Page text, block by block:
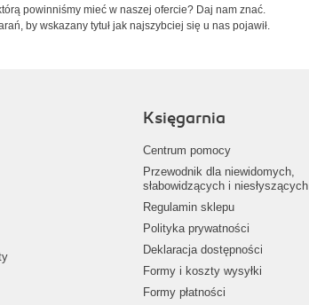
powinniśmy mieć w naszej ofercie? Daj nam znać.
by wskazany tytuł jak najszybciej się u nas pojawił.
Księgarnia
Centrum pomocy
Przewodnik dla niewidomych,
słabowidzących i niesłyszących
Regulamin sklepu
Polityka prywatności
Deklaracja dostępności
Formy i koszty wysyłki
Formy płatności